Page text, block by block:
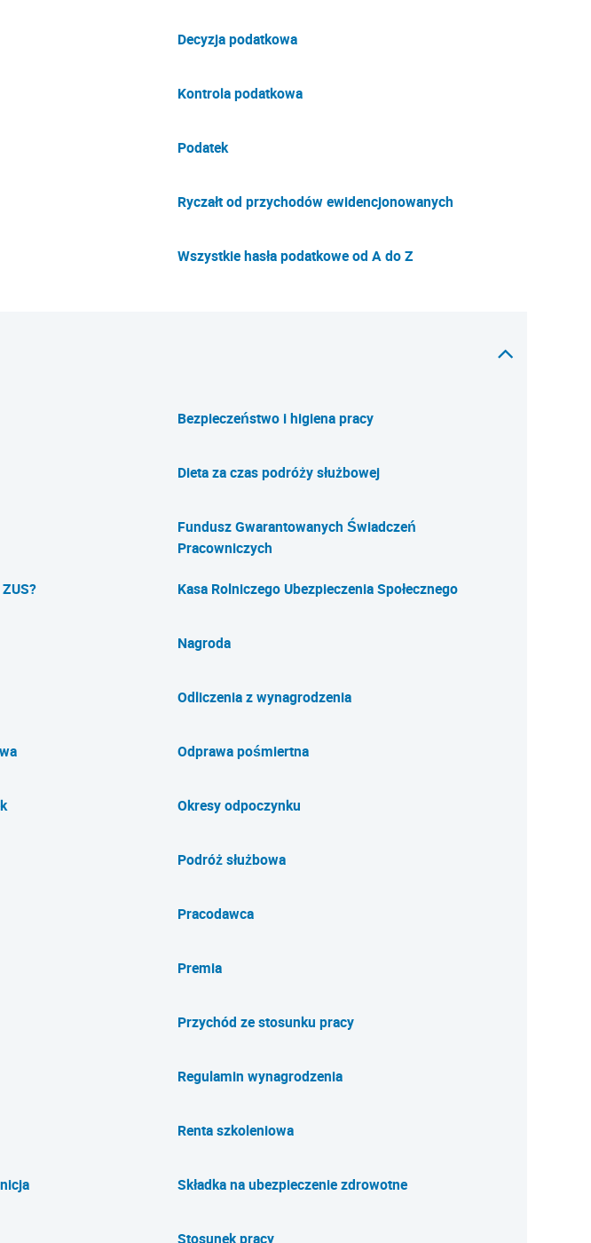
Decyzja podatkowa
Kontrola podatkowa
Podatek
Ryczałt od przychodów ewidencjonowanych
Wszystkie hasła podatkowe od A do Z
Bezpieczeństwo i higiena pracy
Dieta za czas podróży służbowej
Fundusz Gwarantowanych Świadczeń
Pracowniczych
Kasa Rolniczego Ubezpieczenia Społecznego
Nagroda
Odliczenia z wynagrodzenia
Odprawa pośmiertna
Okresy odpoczynku
Podróż służbowa
Pracodawca
Premia
Przychód ze stosunku pracy
Regulamin wynagrodzenia
Renta szkoleniowa
Składka na ubezpieczenie zdrowotne
Stosunek pracy